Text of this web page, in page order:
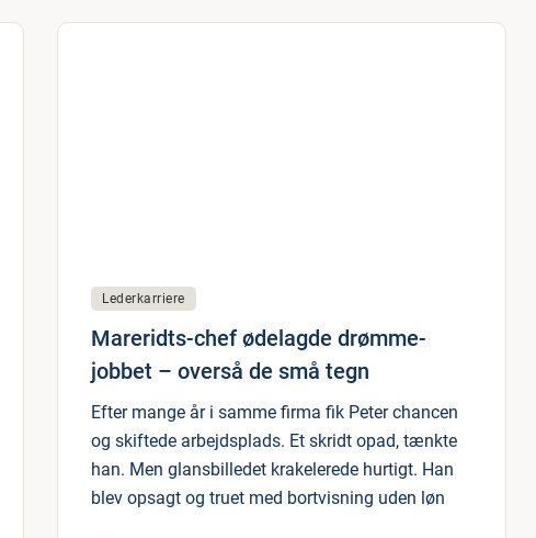
Lederkarriere
Mareridts-chef ødelagde drømme-
jobbet – overså de små tegn
Efter mange år i samme firma fik Peter chancen
og skiftede arbejdsplads. Et skridt opad, tænkte
han. Men glansbilledet krakelerede hurtigt. Han
blev opsagt og truet med bortvisning uden løn